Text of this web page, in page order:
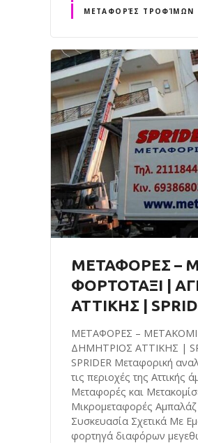
ΜΕΤΑΦΟΡΈΣ ΤΡΟΦΊΜΩΝ
ΜΕΤΑΦΟΡΕΣ –
ΦΟΡΤΟΤΑΞΙ |
ΑΤΤΙΚΗΣ |
ΜΕΤΑΦΟΡΕΣ –
ΔΗΜΗΤΡΙΟΣ ΑΤΤΙΚΗΣ |
SPRIDER Μεταφορική
τις περιοχές της Αττικής
Μεταφορές και
Μικρομεταφορές
Συσκευασία Σχετικά Με
φορτηγά διαφόρων